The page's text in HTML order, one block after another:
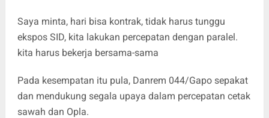
Saya minta, hari bisa kontrak, tidak harus tunggu
ekspos SID, kita lakukan percepatan dengan paralel.
kita harus bekerja bersama-sama
Pada kesempatan itu pula, Danrem 044/Gapo sepakat
dan mendukung segala upaya dalam percepatan cetak
sawah dan Opla.